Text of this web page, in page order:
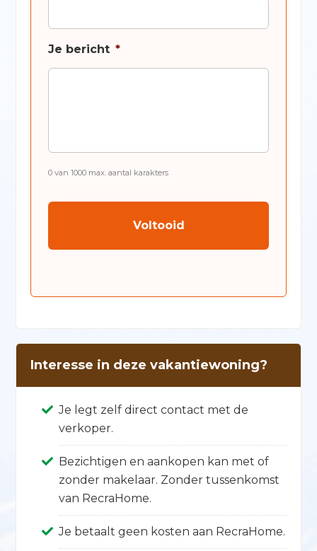
Je bericht *
0 van 1000 max. aantal karakters
Interesse in deze vakantiewoning?
Je legt zelf direct contact met de
verkoper.
Bezichtigen en aankopen kan met of
zonder makelaar. Zonder tussenkomst
van RecraHome.
Je betaalt geen kosten aan RecraHome.